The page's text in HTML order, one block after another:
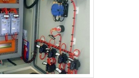
padrões alcançados por
de alta qualidade onde são
e amplo estoque de
de reposição. Tudo isso,
de uma equipe multidisciplinar
e profissionais com vasta